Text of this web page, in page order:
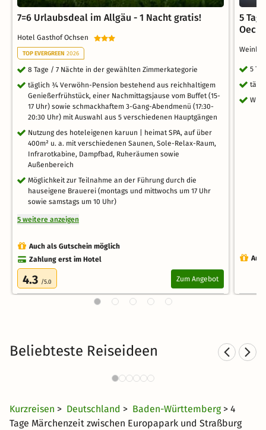
7=6 Urlaubsdeal im Allgäu - 1 Nacht gratis!
Hotel Gasthof Ochsen
TOP EVERGREEN 2026
8 Tage / 7 Nächte in der gewählten Zimmerkategorie
täglich ¾ Verwöhn-Pension bestehend aus reichhaltigem
Genießerfrühstück, einer Nachmittagsjause vom Buffet (15-
17 Uhr) sowie schmackhaftem 3-Gang-Abendmenü (17:30-
20:30 Uhr) mit Auswahl aus 5 verschiedenen Hauptgängen
Nutzung des hoteleigenen karuun | heimat SPA, auf über
400m² u. a. mit verschiedenen Saunen, Sole-Relax-Raum,
Infrarotkabine, Dampfbad, Ruheräumen sowie
Außenbereich
Möglichkeit zur Teilnahme an der Führung durch die
hauseigene Brauerei (montags und mittwochs um 17 Uhr
sowie samstags um 10 Uhr)
5 weitere anzeigen
Auch als Gutschein möglich
Zahlung erst im Hotel
4.3 /5.0 Zum Angebot
5
5
Beliebteste Reiseideen
Landhotels in Baden-
Kurzreisen > Deutschland > Baden-Württemberg > 4
Tage Märchenzeit zwischen Europapark und Straßburg